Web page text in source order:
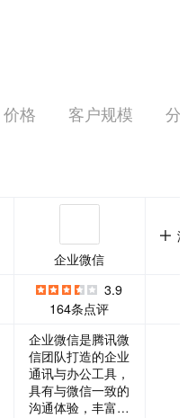
价格 客户规模 分
企业微信
3.9
164条点评
企业微信是腾讯微
信团队打造的企业
通讯与办公工具，
具有与微信一致的
沟通体验，丰富的